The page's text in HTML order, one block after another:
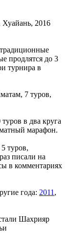
продлятся до 3
турнира в
7 туров,
в два круга
марафон.
туров,
писали на
в комментариях
года: 2011 ,
Шахрияр